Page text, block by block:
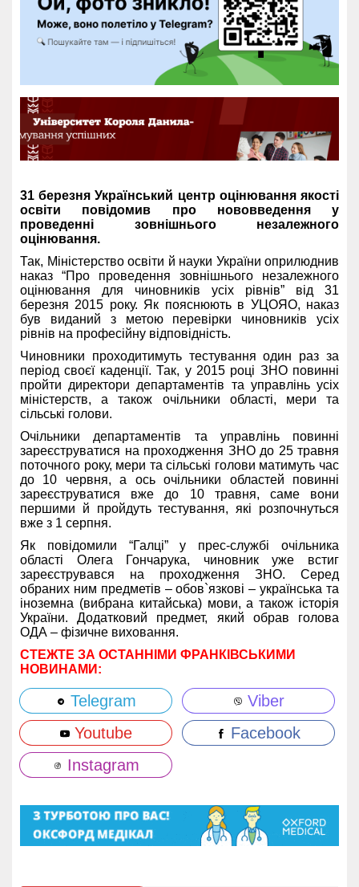
31 березня Український центр оцінювання якості
освіти повідомив про нововведення у
проведенні зовнішнього незалежного
оцінювання.
Так, Міністерство освіти й науки України оприлюднив
наказ “Про проведення зовнішнього незалежного
оцінювання для чиновників усіх рівнів” від 31
березня 2015 року. Як пояснюють в УЦОЯО, наказ
був виданий з метою перевірки чиновників усіх
рівнів на професійну відповідність.
Чиновники проходитимуть тестування один раз за
період своєї каденції. Так, у 2015 році ЗНО повинні
пройти директори департаментів та управлінь усіх
міністерств, а також очільники області, мери та
сільські голови.
Очільники департаментів та управлінь повинні
зареєструватися на проходження ЗНО до 25 травня
поточного року, мери та сільські голови матимуть час
до 10 червня, а ось очільники областей повинні
зареєструватися вже до 10 травня, саме вони
першими й пройдуть тестування, які розпочнуться
вже з 1 серпня.
Як повідомили “Галці” у прес-службі очільника
області Олега Гончарука, чиновник уже встиг
зареєструвався на проходження ЗНО. Серед
обраних ним предметів – обов`язкові – українська та
іноземна (вибрана китайська) мови, а також історія
України. Додатковий предмет, який обрав голова
ОДА – фізичне виховання.
СТЕЖТЕ ЗА ОСТАННІМИ ФРАНКІВСЬКИМИ
НОВИНАМИ:
Telegram
Viber
Youtube
Facebook
Instagram